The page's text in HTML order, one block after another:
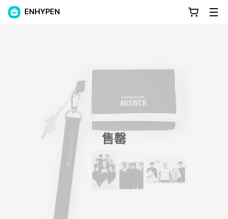
ENHYPEN
售罄